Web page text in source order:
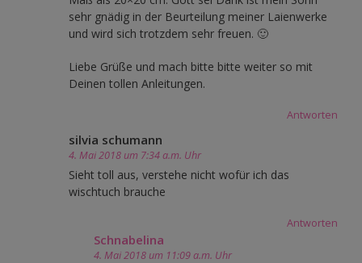
sehr gnädig in der Beurteilung meiner Laienwerke
und wird sich trotzdem sehr freuen. 🙂
Liebe Grüße und mach bitte bitte weiter so mit
Deinen tollen Anleitungen.
Antworten
silvia schumann
4. Mai 2018 um 7:34 a.m. Uhr
Sieht toll aus, verstehe nicht wofür ich das
wischtuch brauche
Antworten
Schnabelina
4. Mai 2018 um 11:09 a.m. Uhr